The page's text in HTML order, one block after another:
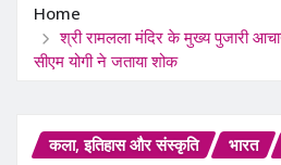
Home
श्री रामलला मंदिर के मुख्य पुजारी
सीएम योगी ने जताया शोक
कला, इतिहास और संस्कृति भारत